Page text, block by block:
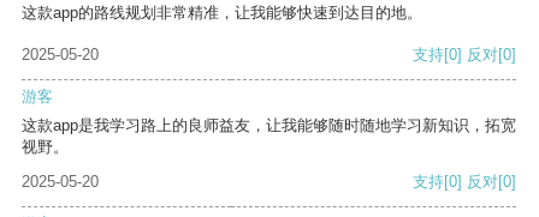
这款app的路线规划非常精准，让我能够快速到达目的地。
2025-05-20 支持[0] 反对[0]
游客
这款app是我学习路上的良师益友，让我能够随时随地学习新知识，拓宽
视野。
2025-05-20
支持[0] 反对[0]